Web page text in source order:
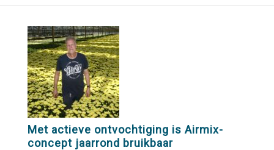
Met actieve ontvochtiging is Airmix-
concept jaarrond bruikbaar